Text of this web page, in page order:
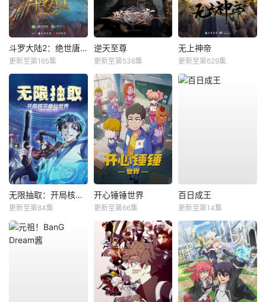
斗罗大陆2：绝世唐门
更新至第165集
逆天至尊
更新至第538集
无上神帝
更新至第629集
无限抽取：开局核平修仙世界动态漫
更新至第84集
开心锤锤世界
更新至第66集
百日成王
更新至第14集